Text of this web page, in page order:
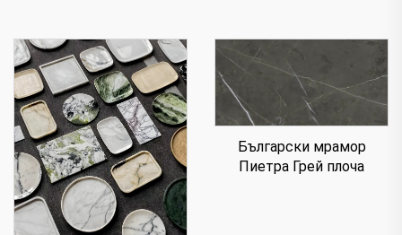
Български мрамор
Пиетра Грей плоча